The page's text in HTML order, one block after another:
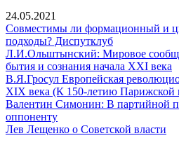
24.05.2021
Совместимы ли формационный и
подходы? ДиспутклубСовместимы
ли
и
подходы?
Л.И.Ольштынский: Мировое
бытия и сознания начала XXI века
в
В.Я.Гросул Европейская
XIX века (К 150-летию
Валентин Симонин: В партийной
оппонентуВалентин
Симонин:
Лев Лещенко о Советской власти